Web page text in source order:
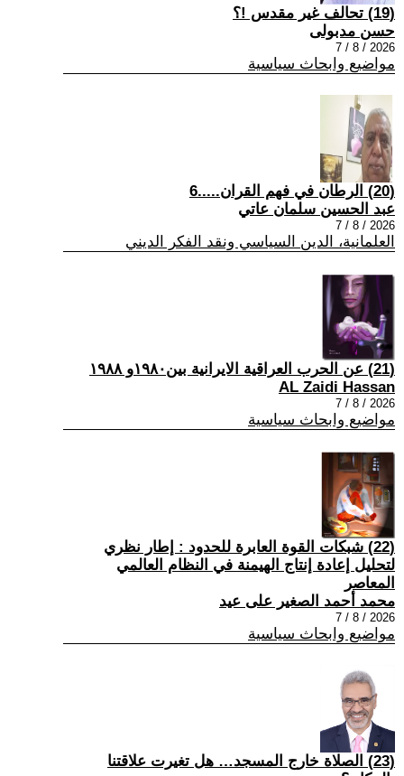
(19) تحالف غير مقدس !؟
حسن مدبولى
2026 / 8 / 7
مواضيع وابحاث سياسية
(20) الرطان في فهم القران.....6
عبد الحسين سلمان عاتي
2026 / 8 / 7
العلمانية، الدين السياسي ونقد الفكر الديني
(21) عن الحرب العراقية الايرانية بين١٩٨٠و ١٩٨٨
AL Zaidi Hassan
2026 / 8 / 7
مواضيع وابحاث سياسية
(22) شبكات القوة العابرة للحدود : إطار نظري
لتحليل إعادة إنتاج الهيمنة في النظام العالمي
المعاصر
محمد أحمد الصغير على عيد
2026 / 8 / 7
مواضيع وابحاث سياسية
(23) الصلاة خارج المسجد… هل تغيرت علاقتنا